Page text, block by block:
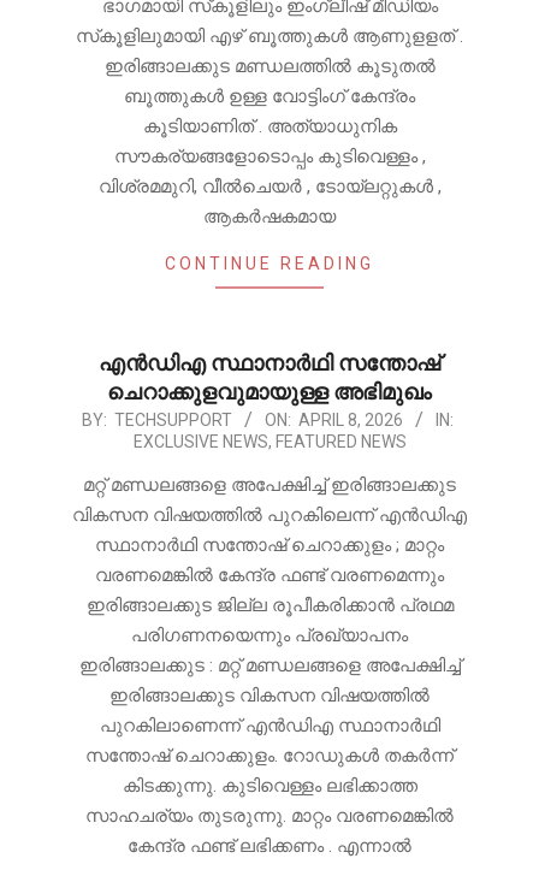
ഭാഗമായി സ്‌കൂളിലും ഇംഗ്ലീഷ് മീഡിയം
സ്‌കൂളിലുമായി എഴ് ബൂത്തുകൾ ആണുളളത് .
ഇരിങ്ങാലക്കുട മണ്ഡലത്തിൽ കൂടുതൽ
ബൂത്തുകൾ ഉള്ള വോട്ടിംഗ് കേന്ദ്രം
കൂടിയാണിത് . അത്യാധുനിക
സൗകര്യങ്ങളോടൊപ്പം കുടിവെള്ളം ,
വിശ്രമമുറി, വീൽചെയർ , ടോയ്ലറ്റുകൾ ,
ആകർഷകമായ
CONTINUE READING
എൻഡിഎ സ്ഥാനാർഥി സന്തോഷ്
ചെറാക്കുളവുമായുള്ള അഭിമുഖം
2026-
08
BY: TECHSUPPORT ON: APRIL 8, 2026
IN:
EXCLUSIVE NEWS, FEATURED NEWS
മറ്റ് മണ്ഡലങ്ങളെ അപേക്ഷിച്ച് ഇരിങ്ങാലക്കുട
വികസന വിഷയത്തിൽ പുറകിലെന്ന് എൻഡിഎ
സ്ഥാനാർഥി സന്തോഷ് ചെറാക്കുളം ; മാറ്റം
വരണമെങ്കിൽ കേന്ദ്ര ഫണ്ട് വരണമെന്നും
ഇരിങ്ങാലക്കുട ജില്ല രൂപീകരിക്കാൻ പ്രഥമ
പരിഗണനയെന്നും പ്രഖ്യാപനം
ഇരിങ്ങാലക്കുട : മറ്റ് മണ്ഡലങ്ങളെ അപേക്ഷിച്ച്
ഇരിങ്ങാലക്കുട വികസന വിഷയത്തിൽ
പുറകിലാണെന്ന് എൻഡിഎ സ്ഥാനാർഥി
സന്തോഷ് ചെറാക്കുളം. റോഡുകൾ തകർന്ന്
കിടക്കുന്നു. കുടിവെള്ളം ലഭിക്കാത്ത
സാഹചര്യം തുടരുന്നു. മാറ്റം വരണമെങ്കിൽ
കേന്ദ്ര ഫണ്ട് ലഭിക്കണം . എന്നാൽ